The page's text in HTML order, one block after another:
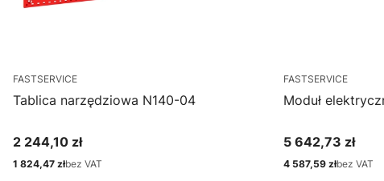
FASTSERVICE
Tablica narzędziowa N140-04
Cena
2 244,10 zł
Cena
1 824,47 złbez VAT
FASTSERVICE
Moduł
Cena
5 642,73 zł
Cena
4 587,59 złbez VAT